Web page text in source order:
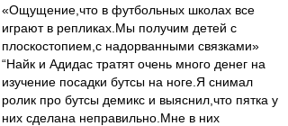
«Ощущение,что в футбольных школах все
играют в репликах.Мы получим детей с
плоскостопием,с надорванными связками»
“Найк и Адидас тратят очень много денег на
изучение посадки бутсы на ноге.Я снимал
ролик про бутсы демикс и выяснил,что пятка у
них сделана неправильно.Мне в них